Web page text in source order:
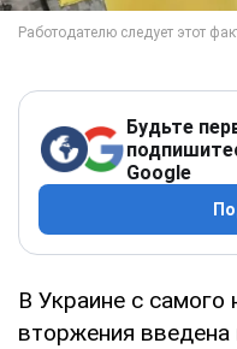
Будьте
Google
В Украине с самого
вторжения